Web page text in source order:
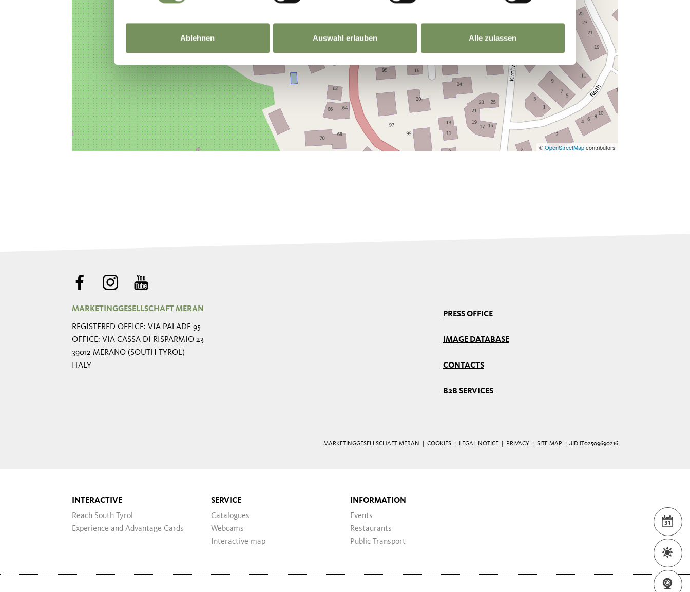
Ablehnen Auswahl erlauben Alle zulassen
©OpenStreetMapcontributors
MARKETINGGESELLSCHAFT MERAN
REGISTERED OFFICE: VIA PALADE 95
OFFICE: VIA CASSA DI RISPARMIO 23
39012 MERANO (SOUTH TYROL)
ITALY
PRESS OFFICE
IMAGE DATABASE
CONTACTS
B2B SERVICES
MARKETINGGESELLSCHAFT MERAN | COOKIES LEGAL NOTICE PRIVACY SITE MAP | UID IT02509690216
INTERACTIVE
Reach South Tyrol
Experience and Advantage Cards
SERVICE
Catalogues
Webcams
Interactive map
INFORMATION
Events
Restaurants
Public Transport